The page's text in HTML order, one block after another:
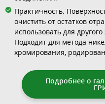
Практичность.
очистить от остатков
использовать для
Подходит для метода
хромирования,
Подробнее о